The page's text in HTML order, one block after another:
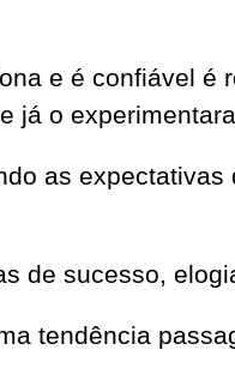
e é confiável é
já o
as
de sucesso,
tendência